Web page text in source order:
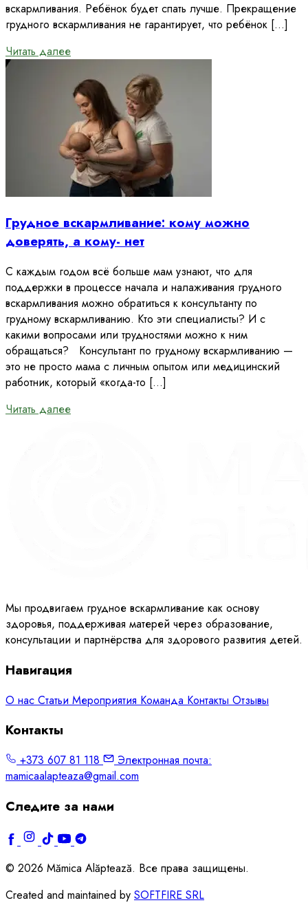
вскармливания. Ребёнок будет спать лучше. Прекращение
грудного вскармливания не гарантирует, что ребёнок […]
Читать далее
Грудное вскармливание: кому можно
доверять, а кому- нет
С каждым годом всё больше мам узнают, что для
поддержки в процессе начала и налаживания грудного
вскармливания можно обратиться к консультанту по
грудному вскармливанию. Кто эти специалисты? И с
какими вопросами или трудностями можно к ним
обращаться? Консультант по грудному вскармливанию —
это не просто мама с личным опытом или медицинский
работник, который «когда-то […]
Читать далее
Мы продвигаем грудное вскармливание как основу
здоровья, поддерживая матерей через образование,
консультации и партнёрства для здорового развития детей.
Навигация
О нас Статьи Мероприятия Команда Контакты Отзывы
Контакты
+373 607 81 118
Электронная почта:
mamicaalapteaza@gmail.com
Следите за нами
© 2026 Mămica Alăptează. Все права защищены.
Created and maintained by SOFTFIRE SRL